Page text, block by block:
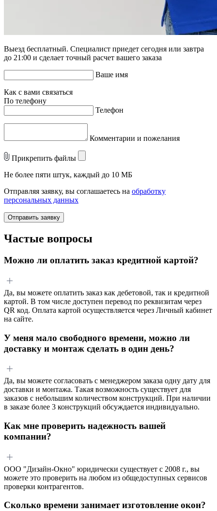
Выезд бесплатный. Специалист приедет сегодня или завтра
до 21:00 и сделает точный расчет вашего заказа
Ваше имя
Как с вами связаться
По телефону
Телефон
Комментарии и пожелания
Прикрепить файлы
Не более пяти штук, каждый до 10 МБ
Отправляя заявку, вы соглашаетесь на обработку
персональных данных
Отправить заявку
Частые вопросы
Можно ли оплатить заказ кредитной картой?
Да, вы можете оплатить заказ как дебетовой, так и кредитной
картой. В том числе доступен перевод по реквизитам через
QR код. Оплата картой осуществляется через Личный кабинет
на сайте.
У меня мало свободного времени, можно ли
доставку и монтаж сделать в один день?
Да, вы можете согласовать с менеджером заказа одну дату для
доставки и монтажа. Такая возможность существует для
заказов с небольшим количеством конструкций. При наличии
в заказе более 3 конструкций обсуждается индивидуально.
Как мне проверить надежность вашей
компании?
ООО "Дизайн-Окно" юридически существует с 2008 г., вы
можете это проверить на любом из общедоступных сервисов
проверки контрагентов.
Сколько времени занимает изготовление окон?